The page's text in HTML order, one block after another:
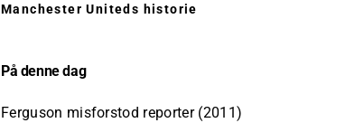
Manchester Uniteds historie
På denne dag
Ferguson misforstod reporter (2011)